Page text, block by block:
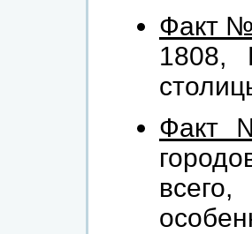
Факт
1808,
Факт